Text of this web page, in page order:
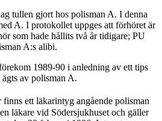
tullen gjort hos polisman A. I denna
A. I protokollet uppges att förhöret är
som hade hållits två år tidigare; PU
A:s alibi.
1989-90 i anledning av ett tips
av polisman A.
finns ett läkarintyg angående polisman
läkare vid Södersjukhuset och gäller